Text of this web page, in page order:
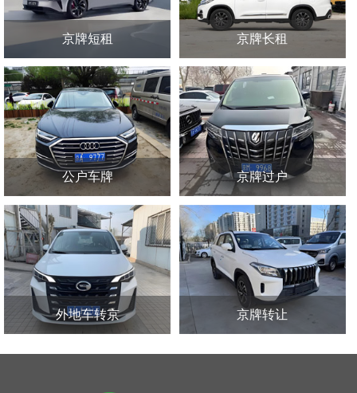
京牌短租 京牌长租
公户车牌 京牌过户
外地车转京 京牌转让